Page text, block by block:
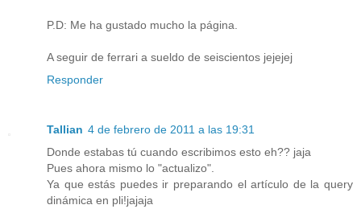
P.D: Me ha gustado mucho la página.
A seguir de ferrari a sueldo de seiscientos jejejej
Responder
Tallian 4 de febrero de 2011 a las 19:31
Donde estabas tú cuando escribimos esto eh?? jaja
Pues ahora mismo lo "actualizo".
Ya que estás puedes ir preparando el artículo de la query
dinámica en pli!jajaja